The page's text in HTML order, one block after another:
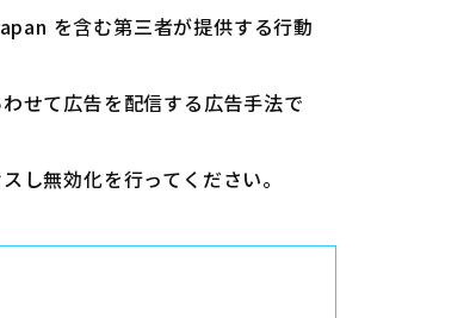
を含む第三者が提供する行動
せて広告を配信する広告手法で
し無効化を行ってください。